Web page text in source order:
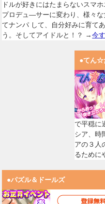
ドルが好きにはたまらないスマホ
プロデュ―サーに変わり、様々な
てナンパ して、自分好みに育て
う。そしてアイドルと！？ →今
●てん☆
で平穏に
シア、時
アの３人
るために
●パズル＆ドールズ